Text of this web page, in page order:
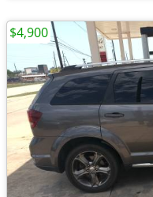
$4,900